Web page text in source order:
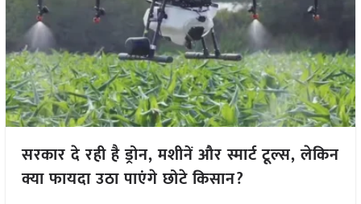
सरकार दे रही है ड्रोन, मशीनें और स्मार्ट टूल्स, लेकिन
क्या फायदा उठा पाएंगे छोटे किसान?